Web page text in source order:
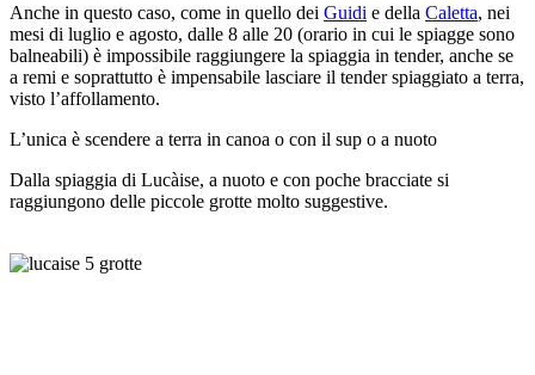
Anche in questo caso, come in quello dei Guidi e della Caletta, nei
mesi di luglio e agosto, dalle 8 alle 20 (orario in cui le spiagge sono
balneabili) è impossibile raggiungere la spiaggia in tender, anche se
a remi e soprattutto è impensabile lasciare il tender spiaggiato a terra,
visto l’affollamento.
L’unica è scendere a terra in canoa o con il sup o a nuoto
Dalla spiaggia di Lucàise, a nuoto e con poche bracciate si
raggiungono delle piccole grotte molto suggestive.